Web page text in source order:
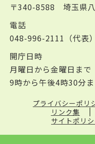
〒340-8588 埼玉県
電話
048-996-2111（代表）
開庁日時
月曜日から金曜日ま
9時から午後4時30分
プライバシーポリ
リンク集
サイトポリ